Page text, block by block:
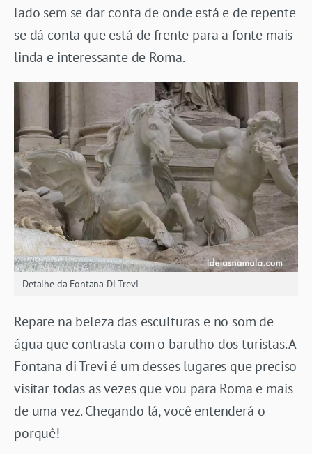
lado sem se dar conta de onde está e de repente
se dá conta que está de frente para a fonte mais
linda e interessante de Roma.
Detalhe da Fontana Di Trevi
Repare na beleza das esculturas e no som de
água que contrasta com o barulho dos turistas. A
Fontana di Trevi é um desses lugares que preciso
visitar todas as vezes que vou para Roma e mais
de uma vez. Chegando lá, você entenderá o
porquê!